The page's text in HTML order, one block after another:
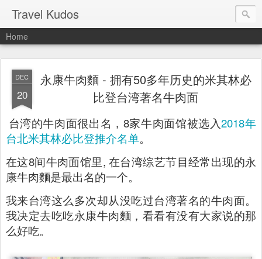
Travel Kudos
Home
DEC
20
永康牛肉麵 - 拥有50多年历史的米其林必
比登台湾著名牛肉面
台湾的牛肉面很出名，8家牛肉面馆被选入2018年
台北米其林必比登推介名单。
在这8间牛肉面馆里, 在台湾综艺节目经常出现的永
康牛肉麵是最出名的一个。
我来台湾这么多次却从没吃过台湾著名的牛肉面。
我决定去吃吃永康牛肉麵，看看有没有大家说的那
么好吃。